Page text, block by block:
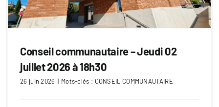
Conseil communautaire – Jeudi 02
juillet 2026 à 18h30
26 juin 2026 | Mots-clés : CONSEIL COMMUNAUTAIRE